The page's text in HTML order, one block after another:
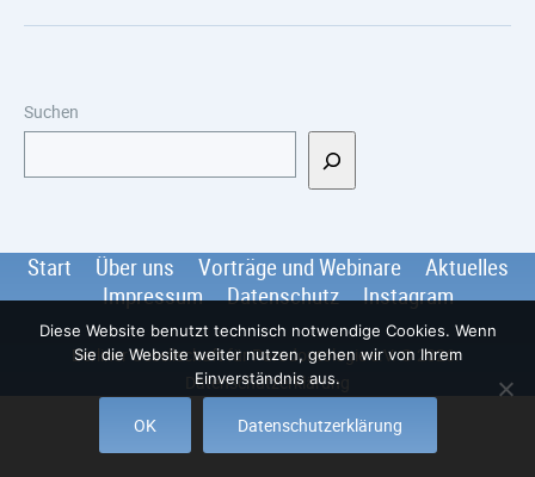
Suchen
Start Über uns Vorträge und Webinare
Aktuelles
Impressum
Datenschutz Instagram
Berliner Gesellschaft für Parodontologie e.V.© 2026.
Datenschutzerklärung
Diese Website benutzt technisch notwendige Cookies. Wenn
Sie die Website weiter nutzen, gehen wir von Ihrem
Einverständnis aus.
OK Datenschutzerklärung